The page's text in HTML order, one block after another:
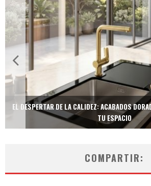
EL DESPERTAR DE LA CALIDEZ: ACABADOS
TU ESPACIO
COMPARTIR: